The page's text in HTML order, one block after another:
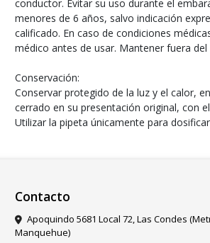
conductor. Evitar su uso durante el
menores de 6 años, salvo indicación
calificado. En caso de condiciones
médico antes de usar. Mantener fuera
Conservación:
Conservar protegido de la luz y el calor,
cerrado en su presentación original, con
Utilizar la pipeta únicamente para
Contacto
Apoquindo 5681 Local 72, Las Condes
Manquehue)